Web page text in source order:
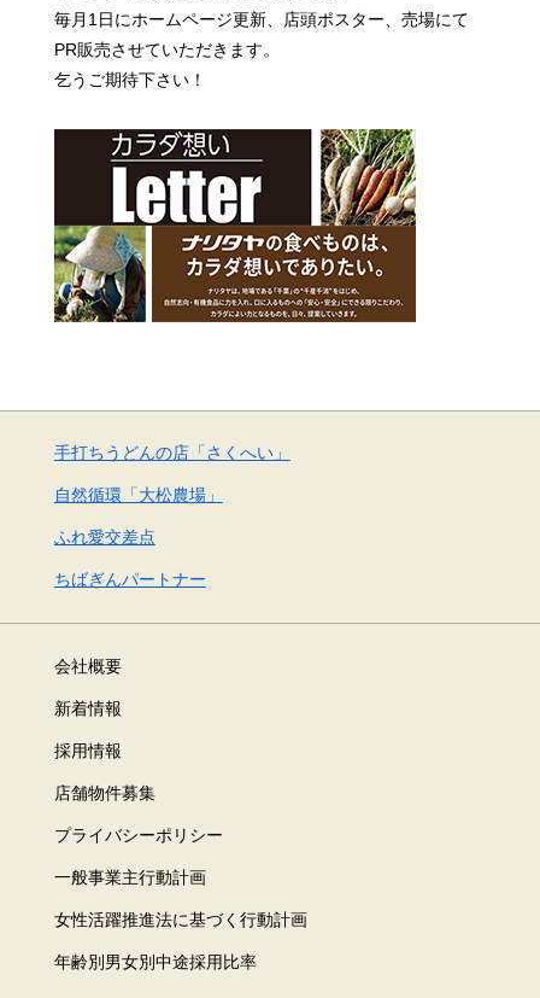
毎月1日にホームページ更新、店頭ポスター、売場にて
PR販売させていただきます。
乞うご期待下さい！
手打ちうどんの店「さくへい」
自然循環「大松農場」
ふれ愛交差点
ちばぎんパートナー
会社概要
新着情報
採用情報
店舗物件募集
プライバシーポリシー
一般事業主行動計画
女性活躍推進法に基づく行動計画
年齢別男女別中途採用比率